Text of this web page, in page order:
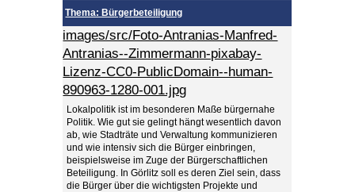
Thema: Bürgerbeteiligung
images/src/Foto-Antranias-Manfred-
Antranias--Zimmermann-pixabay-
Lizenz-CC0-PublicDomain--human-
890963-1280-001.jpg
Lokalpolitik ist im besonderen Maße bürgernahe
Politik. Wie gut sie gelingt hängt wesentlich davon
ab, wie Stadträte und Verwaltung kommunizieren
und wie intensiv sich die Bürger einbringen,
beispielsweise im Zuge der Bürgerschaftlichen
Beteiligung. In Görlitz soll es deren Ziel sein, dass
die Bürger über die wichtigsten Projekte und